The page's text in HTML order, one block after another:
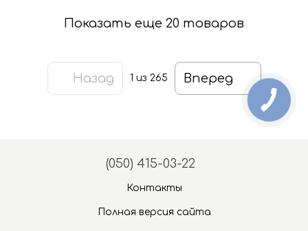
Показать еще 20 товаров
Назад 1 из 265 Вперед
(050) 415-03-22
Контакты
Полная версия сайта